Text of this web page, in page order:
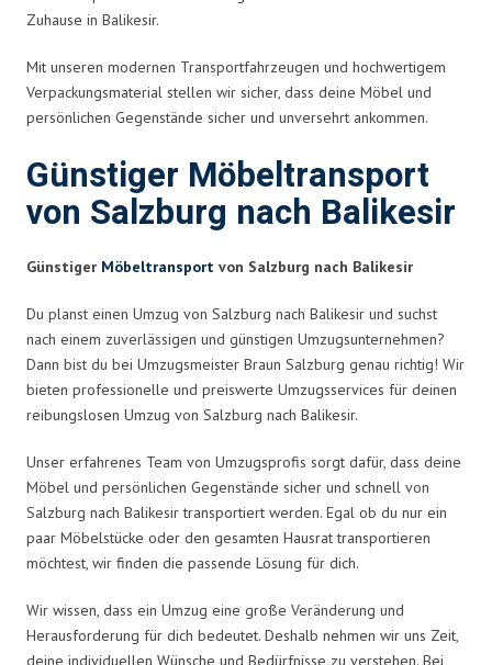
Zuhause in Balikesir.
Mit unseren modernen Transportfahrzeugen und hochwertigem
Verpackungsmaterial stellen wir sicher, dass deine Möbel und
persönlichen Gegenstände sicher und unversehrt ankommen.
Günstiger Möbeltransport
von Salzburg nach Balikesir
Günstiger Möbeltransport von Salzburg nach Balikesir
Du planst einen Umzug von Salzburg nach Balikesir und suchst
nach einem zuverlässigen und günstigen Umzugsunternehmen?
Dann bist du bei Umzugsmeister Braun Salzburg genau richtig! Wir
bieten professionelle und preiswerte Umzugsservices für deinen
reibungslosen Umzug von Salzburg nach Balikesir.
Unser erfahrenes Team von Umzugsprofis sorgt dafür, dass deine
Möbel und persönlichen Gegenstände sicher und schnell von
Salzburg nach Balikesir transportiert werden. Egal ob du nur ein
paar Möbelstücke oder den gesamten Hausrat transportieren
möchtest, wir finden die passende Lösung für dich.
Wir wissen, dass ein Umzug eine große Veränderung und
Herausforderung für dich bedeutet. Deshalb nehmen wir uns Zeit,
deine individuellen Wünsche und Bedürfnisse zu verstehen. Bei